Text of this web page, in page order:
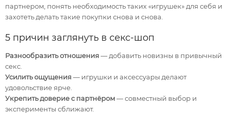
партнером, понять необходимость таких «игрушек» для себя и
захотеть делать такие покупки снова и снова.
5 причин заглянуть в секс-шоп
Разнообразить отношения — добавить новизны в привычный
секс.
Усилить ощущения — игрушки и аксессуары делают
удовольствие ярче.
Укрепить доверие с партнёром— совместный выбор и
эксперименты сближают.